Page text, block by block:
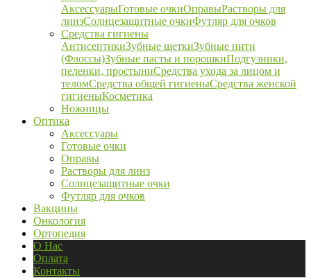
АксессуарыГотовые очкиОправыРастворы для
линзСолнцезащитные очкиФутляр для очков
Средства гигиены
АнтисептикиЗубные щеткиЗубные нити
(Флоссы)Зубные пасты и порошкиПодгузники,
пеленки, простыниСредства ухода за лицом и
теломСредства общей гигиеныСредства женской
гигиеныКосметика
Ножницы
Оптика
Аксессуары
Готовые очки
Оправы
Растворы для линз
Солнцезащитные очки
Футляр для очков
Вакцины
Онкология
Ортопедия
О Нас
Оплата
Контакты